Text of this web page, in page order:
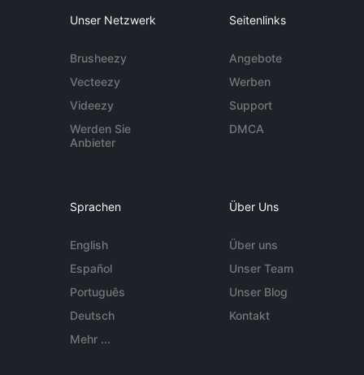
Unser Netzwerk
Brusheezy
Vecteezy
Videezy
Werden Sie
Anbieter
Seitenlinks
Angebote
Werben
Support
DMCA
Sprachen
English
Español
Português
Deutsch
Mehr ...
Über Uns
Über uns
Unser Team
Unser Blog
Kontakt